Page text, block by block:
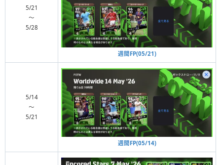
5/21
〜
5/28
週間FP(05/21)
5/14
〜
5/21
週間FP(05/14)